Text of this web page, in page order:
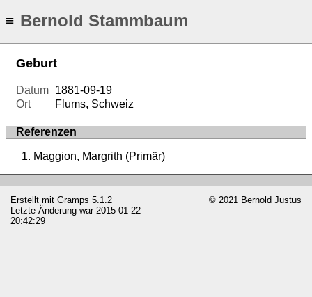
≡ Bernold Stammbaum
Geburt
Datum 1881-09-19
Ort
Flums, Schweiz
Referenzen
Maggion, Margrith (Primär)
Erstellt mit Gramps 5.1.2
Letzte Änderung war 2015-01-22
20:42:29
© 2021 Bernold Justus